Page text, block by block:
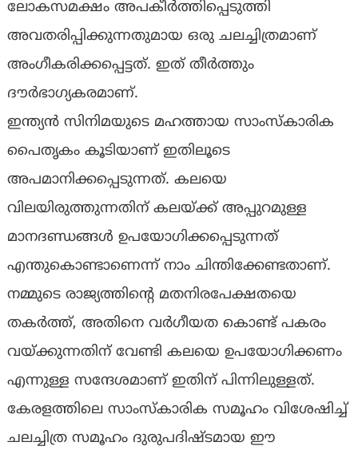
ലോകസമക്ഷം അപകീര്‍ത്തിപ്പെടുത്തി
അവതരിപ്പിക്കുന്നതുമായ ഒരു ചലച്ചിത്രമാണ്
അംഗീകരിക്കപ്പെട്ടത്. ഇത് തീര്‍ത്തും
ദൗര്‍ഭാഗ്യകരമാണ്.
ഇന്ത്യന്‍ സിനിമയുടെ മഹത്തായ സാംസ്‌കാരിക
പൈതൃകം കൂടിയാണ് ഇതിലൂടെ
അപമാനിക്കപ്പെടുന്നത്. കലയെ
വിലയിരുത്തുന്നതിന് കലയ്ക്ക് അപ്പുറമുള്ള
മാനദണ്ഡങ്ങള്‍ ഉപയോഗിക്കപ്പെടുന്നത്
എന്തുകൊണ്ടാണെന്ന് നാം ചിന്തിക്കേണ്ടതാണ്.
നമ്മുടെ രാജ്യത്തിന്റെ മതനിരപേക്ഷതയെ
തകര്‍ത്ത്, അതിനെ വര്‍ഗീയത കൊണ്ട് പകരം
വയ്ക്കുന്നതിന് വേണ്ടി കലയെ ഉപയോഗിക്കണം
എന്നുള്ള സന്ദേശമാണ് ഇതിന് പിന്നിലുള്ളത്.
കേരളത്തിലെ സാംസ്‌കാരിക സമൂഹം വിശേഷിച്ച്
ചലച്ചിത്ര സമൂഹം ദുരുപദിഷ്ടമായ ഈ